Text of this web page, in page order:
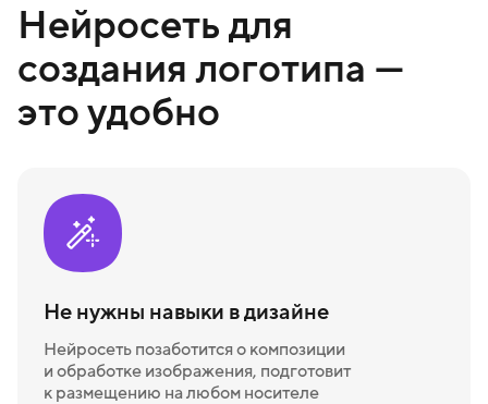
Нейросеть для
создания логотипа —
это удобно
Не нужны навыки в дизайне
Нейросеть позаботится о композиции
и обработке изображения, подготовит
к размещению на любом носителе